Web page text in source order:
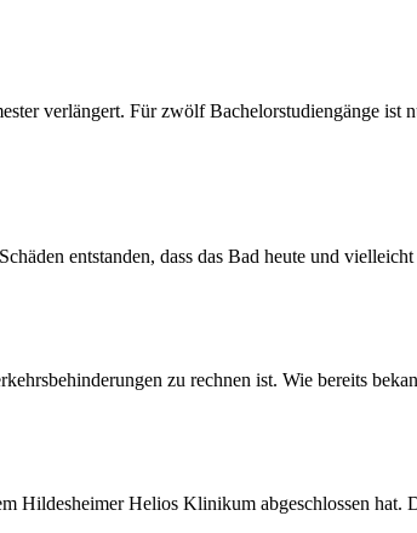
verlängert. Für zwölf Bachelorstudiengänge ist
entstanden, dass das Bad heute und vielleicht
zu rechnen ist. Wie bereits
Hildesheimer Helios Klinikum abgeschlossen hat.